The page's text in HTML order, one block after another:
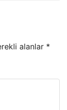
alanlar *